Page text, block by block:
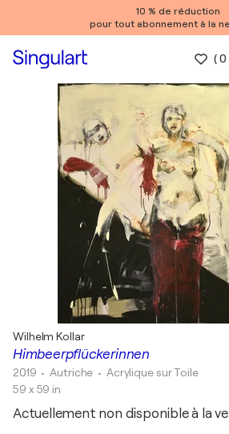
10 % de réduction
pour tout abonnement à la
(0
Himbeerpflückerinnen
Wilhelm Kollar
2019 • Autriche • Acrylique sur Toile
59 x 59 in
Actuellement non disponible à la